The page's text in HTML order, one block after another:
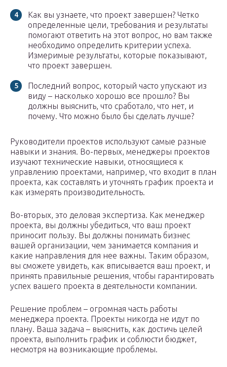
Как вы узнаете, что проект завершен? Четко
определенные цели, требования и результаты
помогают ответить на этот вопрос, но вам также
необходимо определить критерии успеха.
Измеримые результаты, которые показывают,
что проект завершен.
Последний вопрос, который часто упускают из
виду – насколько хорошо все прошло? Вы
должны выяснить, что сработало, что нет, и
почему. Что можно было бы сделать лучше?
Руководители проектов используют самые разные
навыки и знания. Во-первых, менеджеры проектов
изучают технические навыки, относящиеся к
управлению проектами, например, что входит в план
проекта, как составлять и уточнять график проекта и
как измерять производительность.
Во-вторых, это деловая экспертиза. Как менеджер
проекта, вы должны убедиться, что ваш проект
приносит пользу. Вы должны понимать бизнес
вашей организации, чем занимается компания и
какие направления для нее важны. Таким образом,
вы сможете увидеть, как вписывается ваш проект, и
принять правильные решения, чтобы гарантировать
успех вашего проекта в деятельности компании.
Решение проблем – огромная часть работы
менеджера проекта. Проекты никогда не идут по
плану. Ваша задача – выяснить, как достичь целей
проекта, выполнить график и соблюсти бюджет,
несмотря на возникающие проблемы.